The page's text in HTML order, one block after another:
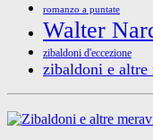
romanzo a puntate
Walter
zibaldoni d'eccezione
zibaldoni e altre